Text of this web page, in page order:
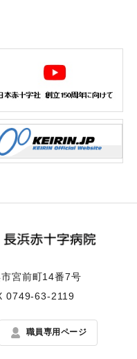
宮前町14番7号
0749-63-2119
職員専用ページ